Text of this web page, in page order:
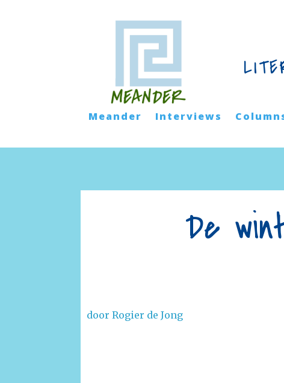
Meander Interviews
De
door Rogier de Jong